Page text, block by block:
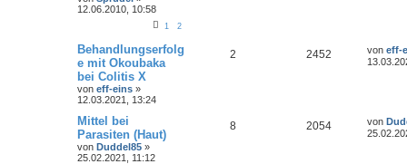
12.06.2010, 10:58
1 2
Behandlungserfolg
e mit Okoubaka
bei Colitis X
von eff-eins »
12.03.2021, 13:24
2 2452 von eff-
Mittel bei
Parasiten (Haut)
von Duddel85 »
25.02.2021, 11:12
8 2054 von